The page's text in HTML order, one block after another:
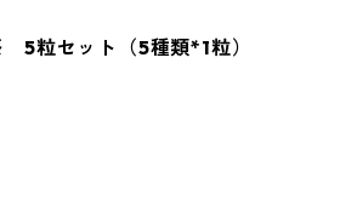
粒セット（5種類*1粒）